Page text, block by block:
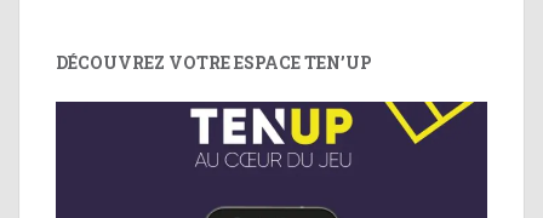
DÉCOUVREZ VOTRE ESPACE TEN’UP